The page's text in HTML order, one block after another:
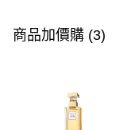
信用卡一次付款
合作金庫商業銀行
超商取貨付款
商品加價購 (3)